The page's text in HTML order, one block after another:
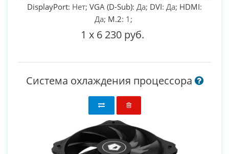
DisplayPort: Нет; VGA (D-Sub): Да; DVI: Да; HDMI:
Да; M.2: 1;
1 x 6 230 руб.
Система охлаждения процессора